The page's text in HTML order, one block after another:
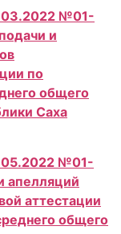
№01-
и
по
общего
Саха
№01-
апелляций
аттестации
общего